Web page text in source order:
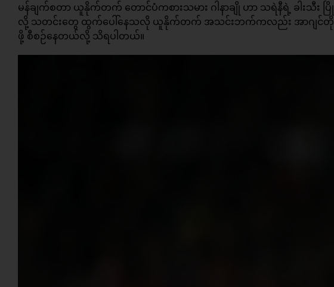
မန်ချက်စတာ ယူနိုက်တက် တောင်ပံကစားသမား ဂါနာချို ဟာ သရဲနီရဲ့ ခါးသီ
လို့ သတင်းတွေ ထွက်ပေါ်နေသလို ယူနိုက်တက် အသင်းဘက်ကလည်း အာဂျင်တိုင်းသ
ဖို့ စီစဉ်နေတယ်လို့ သိရပါတယ်။